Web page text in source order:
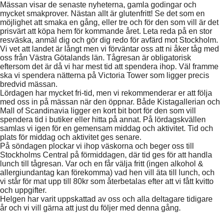
Mässan visar de senaste nyheterna, gamla godingar och
mycket smakprover. Nästan allt är glutenfritt! Se det som en
möjlighet att smaka en gång, eller tre och för den som vill är det
prisvärt att köpa hem för kommande året. Leta reda på en stor
resväska, anmäl dig och gör dig redo för avfärd mot Stockholm.
Vi vet att landet är långt men vi förväntar oss att ni åker tåg med
oss från Västra Götalands län. Tågresan är obligatorisk
eftersom det är då vi har mest tid att spendera ihop. Väl framme
ska vi spendera nätterna på Victoria Tower som ligger precis
bredvid mässan.
Lördagen har mycket fri-tid, men vi rekommenderar er att följa
med oss in på mässan när den öppnar. Både Kistagallerian och
Mall of Scandinavia ligger en kort bit bort för den som vill
spendera tid i butiker eller hitta på annat. På lördagskvällen
samlas vi igen för en gemensam middag och aktivitet. Tid och
plats för middag och aktivitet ges senare.
På söndagen plockar vi ihop väskorna och beger oss till
Stockholms Central på förmiddagen, där tid ges för att handla
lunch till tågresan. Var och en får välja fritt (ingen alkohol &
allergiundantag kan förekomma) vad hen vill äta till lunch, och
vi står för mat upp till 80kr som återbetalas efter att vi fått kvitto
och uppgifter.
Helgen har varit uppskattad av oss och alla deltagare tidigare
år och vi vill gärna att just du följer med denna gång.